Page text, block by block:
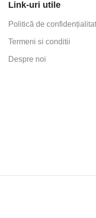
Link-uri utile
Politică de
Termeni si conditii
Despre noi